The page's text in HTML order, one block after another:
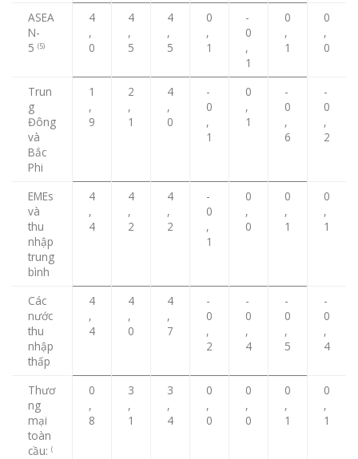
ASEA
N-
5 (5)
4
,
0
4
,
5
4
,
5
0
,
1
-
0
,
1
0
,
1
0
,
0
Trun
g
Đông
và
Bắc
Phi
1
,
9
2
,
1
4
,
0
-
0
,
1
0
,
1
-
0
,
6
-
0
,
2
EMEs
và
thu
nhập
trung
bình
4
,
4
4
,
2
4
,
2
-
0
,
1
0
,
0
0
,
1
0
,
1
Các
nước
thu
nhập
thấp
4
,
4
4
,
0
4
,
7
-
0
,
2
-
0
,
4
-
0
,
5
-
0
,
4
Thươ
ng
mại
toàn
cầu: (
0
,
8
3
,
1
3
,
4
0
,
0
0
,
0
0
,
1
0
,
1